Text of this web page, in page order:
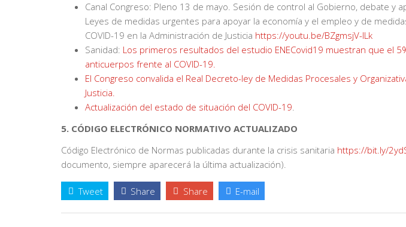
Canal Congreso: Pleno 13 de mayo. Sesión de control al Gobierno, debate y
Leyes de medidas urgentes para apoyar la economía y el empleo y de
COVID-19 en la Administración de Justicia https://youtu.be/BZgmsjV-lLk
Sanidad: Los primeros resultados del estudio ENECovid19 muestran que el
anticuerpos frente al COVID-19.
El Congreso convalida el Real Decreto-ley de Medidas Procesales y
Justicia.
Actualización del estado de situación del COVID-19.
5. CÓDIGO ELECTRÓNICO NORMATIVO ACTUALIZADO
Código Electrónico de Normas publicadas durante la crisis sanitaria https://bit.ly/
documento, siempre aparecerá la última actualización).
Tweet Share Share E-mail